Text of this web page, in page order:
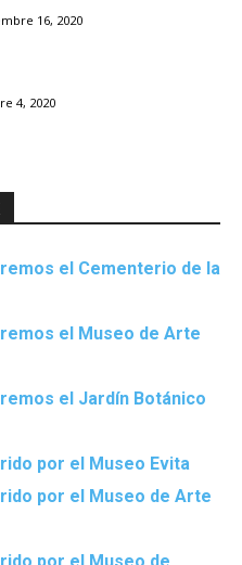
16, 2020
4, 2020
el Cementerio de la
el Museo de Arte
el Jardín Botánico
por el Museo Evita
por el Museo de Arte